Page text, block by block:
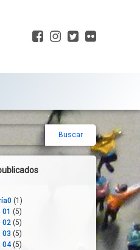
Facebook
Instagram
Twitter
(1)
01 (5)
02(5)
03(5)
04(5)